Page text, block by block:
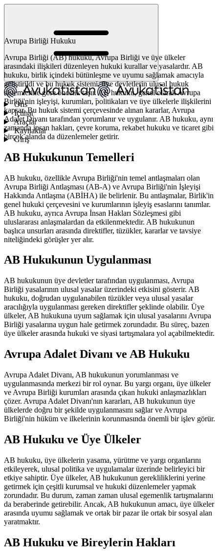
Ofis
İçtihat
Araçlar
Kaynaklar
Giriş
Avrupa Birliği Hukuku
Avrupa Birliği (AB) hukuku, Avrupa Birliği ve üye ülkeler
arasındaki ilişkileri düzenleyen hukuki kurallar ve yasalardır. AB
hukuku, birlik içindeki bütünleşme ve uyumu sağlamak amacıyla
geliştirildi ve bu hukuk sistemi, üye devletlerin ulusal hukuk
sistemlerine göre öncelik taşır. AB hukuku, genel olarak Avrupa
Birliği'nin işleyişi, kurumları, politikaları ve üye ülkelerle ilişkilerini
kapsar. Bu hukuk sistemi çerçevesinde alınan kararlar, Avrupa
Adalet Divanı tarafından yorumlanır ve uygulanır. AB hukuku, aynı
zamanda insan hakları, çevre koruma, rekabet hukuku ve ticaret gibi
birçok alanda da düzenlemeler getirir.
AB Hukukunun Temelleri
AB hukuku, özellikle Avrupa Birliği'nin temel antlaşmaları olan
Avrupa Birliği Antlaşması (AB-A) ve Avrupa Birliği'nin İşleyişi
Hakkında Antlaşma (ABİHA) ile belirlenir. Bu antlaşmalar, Birlik'in
genel hukuki çerçevesini ve kurumlarının işleyiş esaslarını tanımlar.
AB hukuku, ayrıca Avrupa İnsan Hakları Sözleşmesi gibi
uluslararası anlaşmalardan da etkilenmektedir. AB hukukunun
başlıca unsurları arasında direktifler, tüzükler, kararlar ve tavsiye
niteliğindeki görüşler yer alır.
AB Hukukunun Uygulanması
AB hukukunun üye devletler tarafından uygulanması, Avrupa
Birliği yasalarının ulusal yasalar üzerindeki etkisini gösterir. AB
hukuku, doğrudan uygulanabilen tüzükler veya ulusal yasalar
aracılığıyla uygulanması gereken direktifler şeklinde olabilir. Üye
ülkeler, AB hukukuna uyum sağlamak için ulusal yasalarını Avrupa
Birliği yasalarına uygun hale getirmek zorundadır. Bu süreç, bazen
üye ülkeler arasında hukuki ve siyasi tartışmalara yol açabilmektedir.
Avrupa Adalet Divanı ve AB Hukuku
Avrupa Adalet Divanı, AB hukukunun yorumlanması ve
uygulanmasında merkezi bir rol oynar. Bu yargı organı, üye ülkeler
ve Avrupa Birliği kurumları arasında çıkan hukuki anlaşmazlıkları
çözer. Avrupa Adalet Divanı'nın kararları, AB hukukunun üye
ülkelerde doğru bir şekilde uygulanmasını sağlar ve Avrupa
Birliği'nin hüküm ve ilkelerinin korunmasında önemli bir işlev görür.
AB Hukuku ve Üye Ülkeler
AB hukuku, üye ülkelerin yasama, yürütme ve yargı organlarını
etkileyerek, ulusal politika ve uygulamalar üzerinde belirleyici bir
etkiye sahiptir. Üye ülkeler, AB hukukunun gerekliliklerini yerine
getirmek için çeşitli kurumsal ve hukuki düzenlemeler yapmak
zorundadır. Bu durum, zaman zaman ulusal egemenlik tartışmalarını
da beraberinde getirebilir. Ancak, AB hukukunun amacı, üye ülkeler
arasında uyumu sağlamak ve ortak bir pazar ile ortak bir sosyal alan
yaratmaktır.
AB Hukuku ve Bireylerin Hakları